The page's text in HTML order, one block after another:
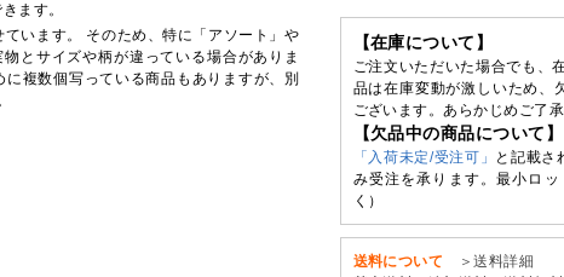
ます。
います。 そのため、特に「アソート」や
とサイズや柄が違っている場合がありま
複数個写っている商品もありますが、別
【在庫について】
ご注文いただいた場合でも、
品は在庫変動が激しいため、
ございます。あらかじめご了
【欠品中の商品について】
「入荷未定/受注可」
と記載さ
み受注を承ります。最小ロ
く）
送料について
＞送料詳細